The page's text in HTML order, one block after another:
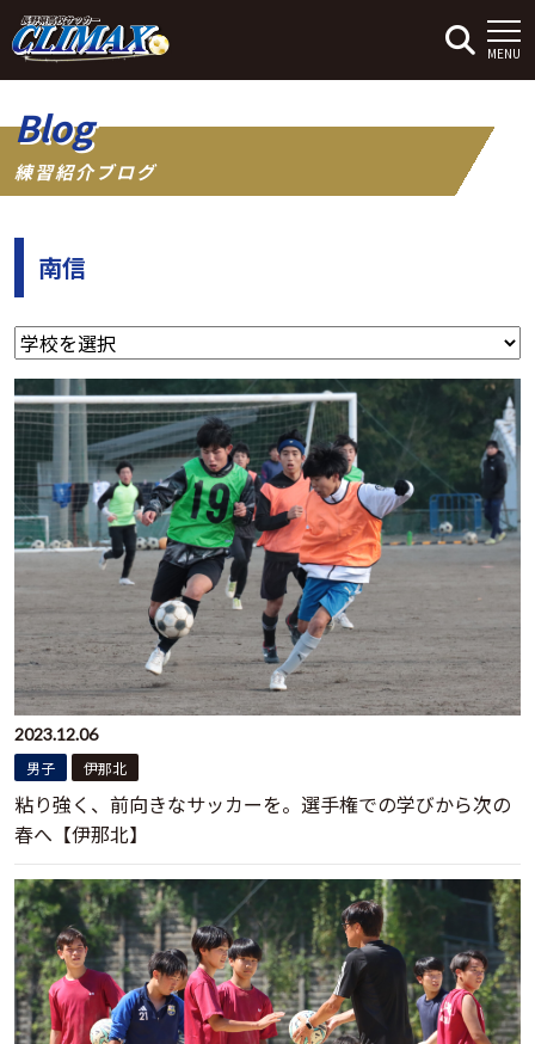
MENU
Blog
練習紹介ブログ
南信
2023.12.06
男子
伊那北
粘り強く、前向きなサッカーを。選手権での学びから次の
春へ【伊那北】